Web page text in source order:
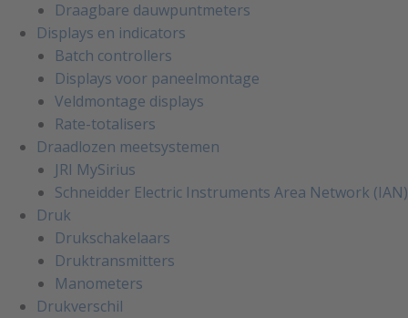
Draagbare dauwpuntmeters
Displays en indicators
Batch controllers
Displays voor paneelmontage
Veldmontage displays
Rate-totalisers
Draadlozen meetsystemen
JRI MySirius
Schneidder Electric Instruments Area Network (IAN)
Druk
Drukschakelaars
Druktransmitters
Manometers
Drukverschil